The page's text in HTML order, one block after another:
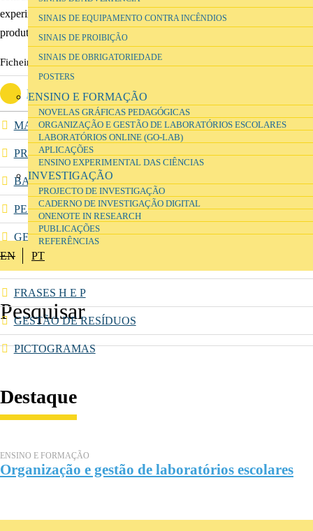
SINAIS DE EQUIPAMENTO CONTRA INCÊNDIOS
SINAIS DE PROIBIÇÃO
SINAIS DE OBRIGATORIEDADE
POSTERS
ENSINO E FORMAÇÃO
NOVELAS GRÁFICAS PEDAGÓGICAS
ORGANIZAÇÃO E GESTÃO DE LABORATÓRIOS ESCOLARES
LABORATÓRIOS ONLINE (GO-LAB)
APLICAÇÕES
ENSINO EXPERIMENTAL DAS CIÊNCIAS
INVESTIGAÇÃO
PROJECTO DE INVESTIGAÇÃO
CADERNO DE INVESTIGAÇÃO DIGITAL
ONENOTE IN RESEARCH
PUBLICAÇÕES
REFERÊNCIAS
EN PT
experimental, devem ser analisadas com os alunos as fichas dos
produtos químicos envolvidos na actividade.
Ficheiros
Lista de verificação de dados de segurança
MANUAIS DE SEGURANÇA
PRIMEIROS SOCORROS
BASE DE DADOS DE SUBSTÂNCIAS E MISTURAS
PESQUISA DE SUBSTÂNCIAS (ECHA)
GERADOR DE RÓTULOS DE SUBSTÂNCIAS E MISTURAS
FICHAS DE DADOS DE SEGURANÇA
FRASES H E P
GESTÃO DE RESÍDUOS
PICTOGRAMAS
Destaque
ENSINO E FORMAÇÃO
Organização e gestão de laboratórios escolares